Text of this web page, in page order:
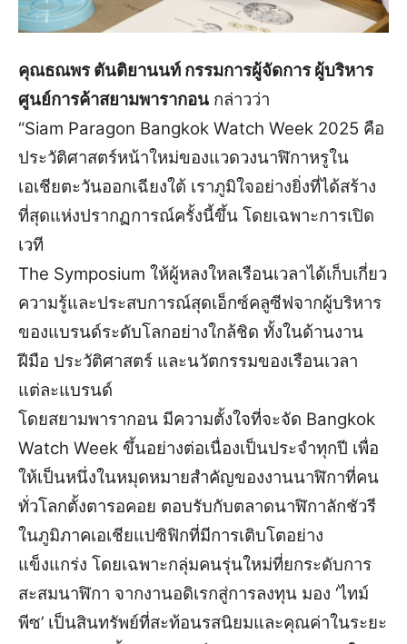
คุณธณพร ตันติยานนท์ กรรมการผู้จัดการ ผู้บริหาร
ศูนย์การค้าสยามพารากอน กล่าวว่า
“Siam Paragon Bangkok Watch Week 2025 คือ
ประวัติศาสตร์หน้าใหม่ของแวดวงนาฬิกาหรูใน
เอเชียตะวันออกเฉียงใต้ เราภูมิใจอย่างยิ่งที่ได้สร้าง
ที่สุดแห่งปรากฏการณ์ครั้งนี้ขึ้น โดยเฉพาะการเปิด
เวที
The Symposium ให้ผู้หลงใหลเรือนเวลาได้เก็บเกี่ยว
ความรู้และประสบการณ์สุดเอ็กซ์คลูซีฟจากผู้บริหาร
ของแบรนด์ระดับโลกอย่างใกล้ชิด ทั้งในด้านงาน
ฝีมือ ประวัติศาสตร์ และนวัตกรรมของเรือนเวลา
แต่ละแบรนด์
โดยสยามพารากอน มีความตั้งใจที่จะจัด Bangkok
Watch Week ขึ้นอย่างต่อเนื่องเป็นประจำทุกปี เพื่อ
ให้เป็นหนึ่งในหมุดหมายสำคัญของงานนาฬิกาที่คน
ทั่วโลกตั้งตารอคอย ตอบรับกับตลาดนาฬิกาลักชัวรี
ในภูมิภาคเอเชียแปซิฟิกที่มีการเติบโตอย่าง
แข็งแกร่ง โดยเฉพาะกลุ่มคนรุ่นใหม่ที่ยกระดับการ
สะสมนาฬิกา จากงานอดิเรกสู่การลงทุน มอง ‘ไทม์
พีซ’ เป็นสินทรัพย์ที่สะท้อนรสนิยมและคุณค่าในระยะ